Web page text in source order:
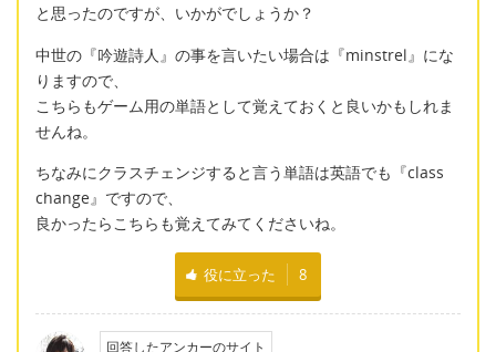
と思ったのですが、いかがでしょうか？
中世の『吟遊詩人』の事を言いたい場合は『minstrel』にな
りますので、
こちらもゲーム用の単語として覚えておくと良いかもしれま
せんね。
ちなみにクラスチェンジすると言う単語は英語でも『class
change』ですので、
良かったらこちらも覚えてみてくださいね。
役に立った 8
回答したアンカーのサイト